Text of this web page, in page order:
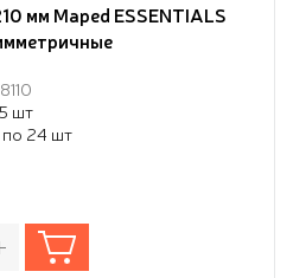
мм Maped ESSENTIALS
шт
по 24 шт